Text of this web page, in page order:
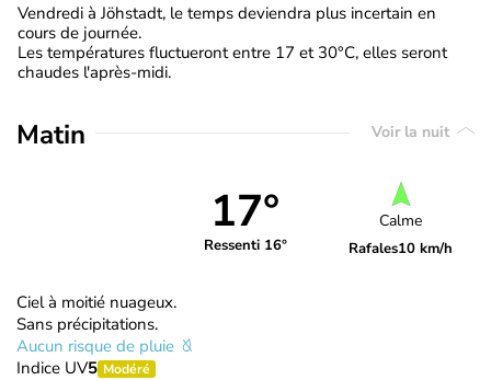
Vendredi à Jöhstadt, le temps deviendra plus incertain en
cours de journée.
Les températures fluctueront entre 17 et 30°C, elles seront
chaudes l'après-midi.
Matin Voir la nuit
17°
Ressenti 16°
Calme
Rafales10 km/h
Ciel à moitié nuageux.
Sans précipitations.
Aucun risque de pluie
Indice UV5 Modéré